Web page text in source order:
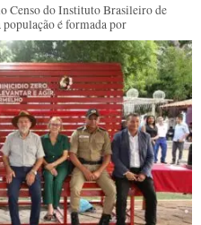
Censo do Instituto Brasileiro de
é formada por